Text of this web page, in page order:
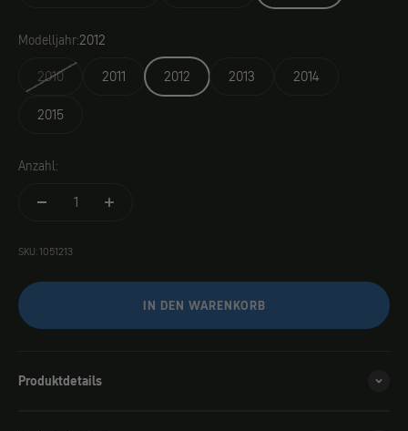
Modelljahr:2012
2010
2011 2012 2013 2014
2015
Anzahl:
SKU: 1051213
IN DEN WARENKORB
Produktdetails